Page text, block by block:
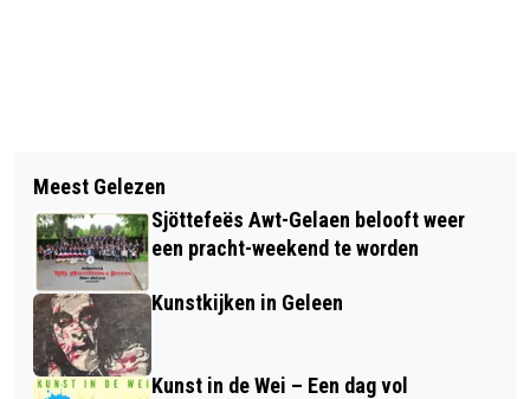
VEEL MEER MELDINGEN BIJ MELD
MISDAAD ANONIEM OVER
EXPLOSIEVEN
MEDICIJN VOOR JONGE KINDEREN
MET TAAISLIJMZIEKTE WORDT
VERGOED
Meest Gelezen
Sjöttefeës Awt-Gelaen belooft weer
een pracht-weekend te worden
Kunstkijken in Geleen
Kunst in de Wei – Een dag vol